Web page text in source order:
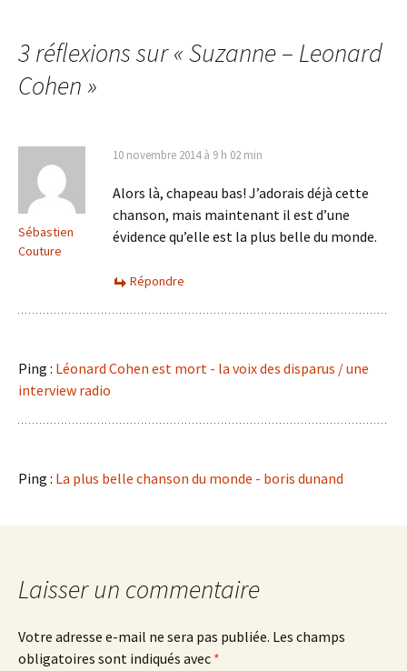
articles
3 réflexions sur «Suzanne – Leonard
Cohen»
Sébastien
Couture
10 novembre 2014 à 9 h 02 min
Alors là, chapeau bas! J’adorais déjà cette
chanson, mais maintenant il est d’une
évidence qu’elle est la plus belle du monde.
Répondre
Ping : Léonard Cohen est mort - la voix des disparus / une
interview radio
Ping : La plus belle chanson du monde - boris dunand
Laisser un commentaire
Votre adresse e-mail ne sera pas publiée. Les champs
obligatoires sont indiqués avec *